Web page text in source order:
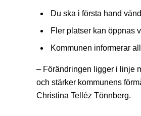
Du ska i första hand
Fler platser kan öppnas
Kommunen informerar
– Förändringen ligger i linje
och stärker kommunens
Christina Telléz Tönnberg.